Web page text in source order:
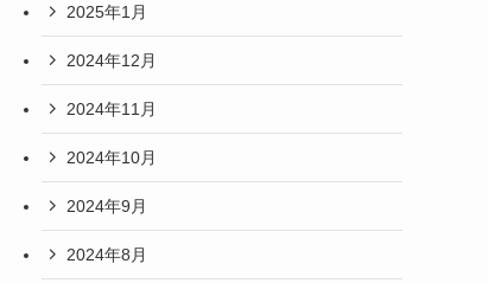
2025年1月
2024年12月
2024年11月
2024年10月
2024年9月
2024年8月